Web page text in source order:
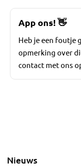
App ons! 👋
Heb je een foutje
opmerking over
contact met ons
Nieuws